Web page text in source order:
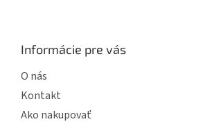
Informácie pre vás
O nás
Kontakt
Ako nakupovať